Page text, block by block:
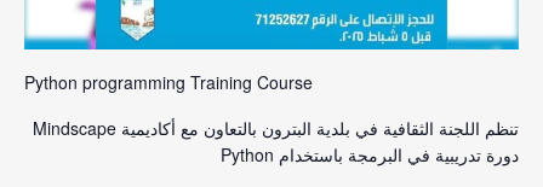
Python programming Training Course
تنظم اللجنة الثقافية في بلدية البترون بالتعاون مع أكاديمية Mindscape
دورة تدريبية في البرمجة باستخدام Python